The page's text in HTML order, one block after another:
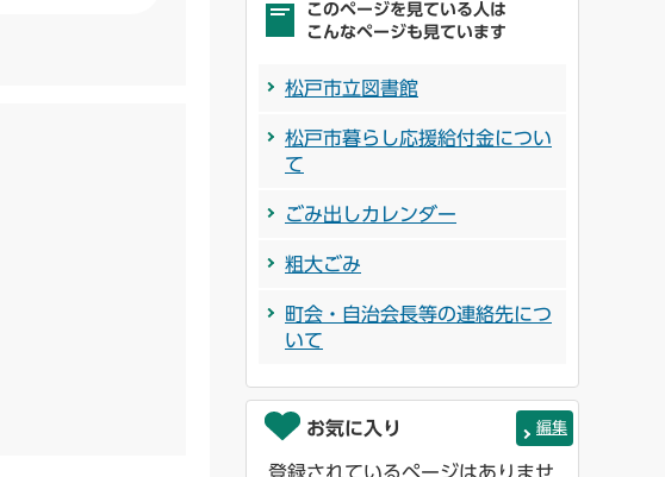
このページを見ている人は
こんなページも見ています
松戸市立図書館
松戸市暮らし応援給付金につい
て
ごみ出しカレンダー
粗大ごみ
町会・自治会長等の連絡先につ
いて
お気に入り 編集
登録されているページはありませ